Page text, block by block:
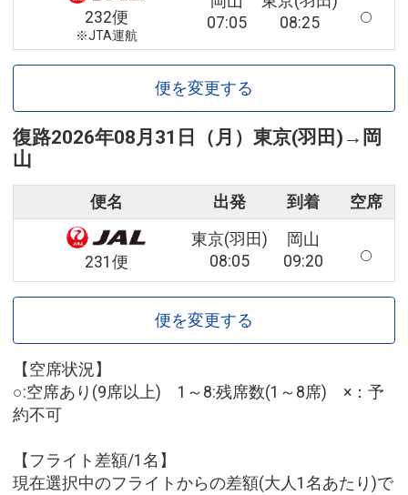
232便
※JTA運航
07:05
08:25
便を変更する
復路2026年08月31日（月） 東京(羽田) → 岡
山
便名 出発 到着 空席
231便
東京(羽田)
08:05
岡山
09:20
便を変更する
【空席状況】
○:空席あり(9席以上) 1～8:残席数(1～8席) ×：予
約不可
【フライト差額/1名】
現在選択中のフライトからの差額(大人1名あたり)で